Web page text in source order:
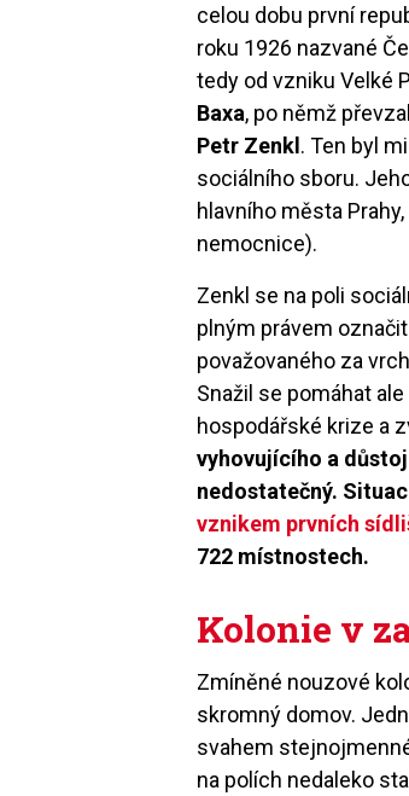
celou dobu první
roku 1926 nazvané
tedy od vzniku Velké
Baxa, po němž
Petr Zenkl . Ten byl
sociálního sboru.
hlavního města
nemocnice).
Zenkl se na poli
plným právem
považovaného za
Snažil se pomáhat
hospodářské krize a
vyhovujícího a
nedostatečný.
vznikem prvních
722 místnostech.
Kolonie v
Zmíněné nouzové
skromný domov.
svahem
na polích nedaleko